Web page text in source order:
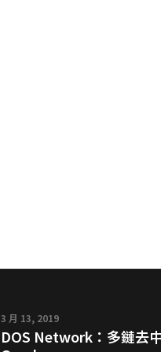
3 月 13, 2019
DOS Network：多鏈去